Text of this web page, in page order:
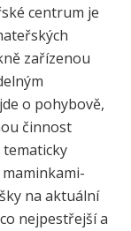
centrum je
zařízenou
o pohybově,
činnost
na aktuální
nejpestřejší a